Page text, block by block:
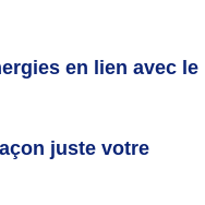
en lien avec le
juste votre